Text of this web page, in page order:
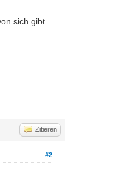
sich gibt.
Zitieren
#2